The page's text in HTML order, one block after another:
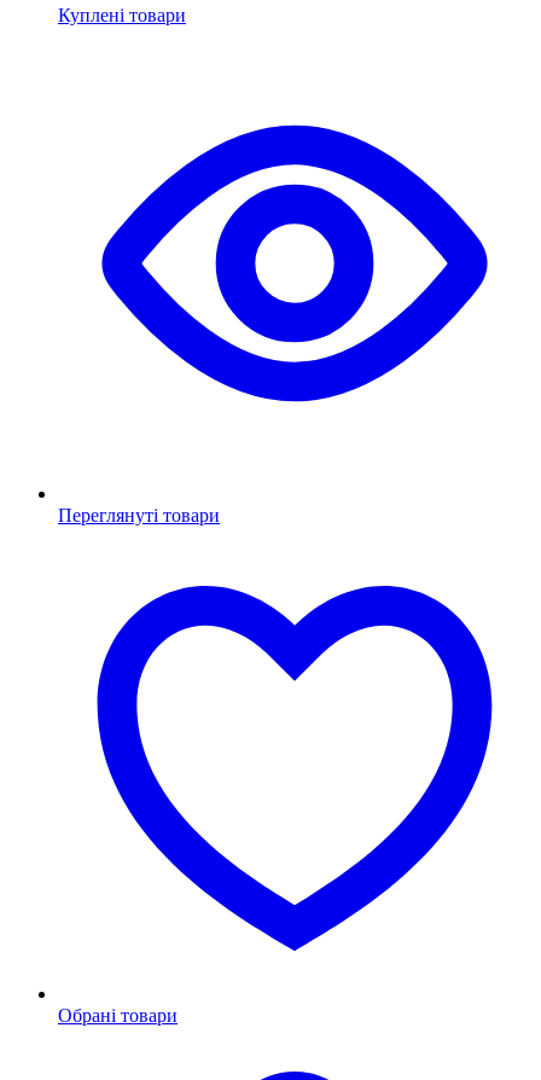
Куплені товари
Переглянуті товари
Обрані товари